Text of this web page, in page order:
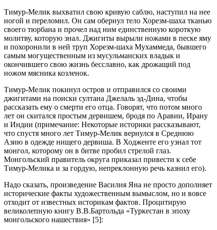
Тимур-Мелик выхватил свою кривую саблю, наступил на нее
ногой и переломил. Он сам обернул тело Хорезм-шаха тканью
своего тюрбана и прочел над ним единственную короткую
молитву, которую знал. Джигиты вырыли ножами в песке яму
и похоронили в ней труп Хорезм-шаха Мухаммеда, бывшего
самым могущественным из мусульманских владык и
окончившего свою жизнь бесславно, как дрожащий под
ножом мясника козленок.
Тимур-Мелик покинул остров и отправился со своими
джигитами на поиски султана Джелаль эд-Дина, чтобы
рассказать ему о смерти его отца. Говорят, что потом много
лет он скитался простым дервишем, бродя по Аравии, Ирану
и Индии (примечание: Некоторые историки рассказывают,
что спустя много лет Тимур-Мелик вернулся в Среднюю
Азию в одежде нищего дервиша. В Ходженте его узнал тот
монгол, которому он в битве пробил стрелой глаз.
Монгольский правитель округа приказал привести к себе
Тимур-Мелика и за гордую, непреклонную речь казнил его).
Надо сказать, произведение Василия Яна не просто дополняет
исторические факты художественным вымыслом, но и вовсе
отходит от известных историкам фактов. Процитирую
великолепную книгу В.В.Бартольда «Туркестан в эпоху
монгольского нашествия» [5]: